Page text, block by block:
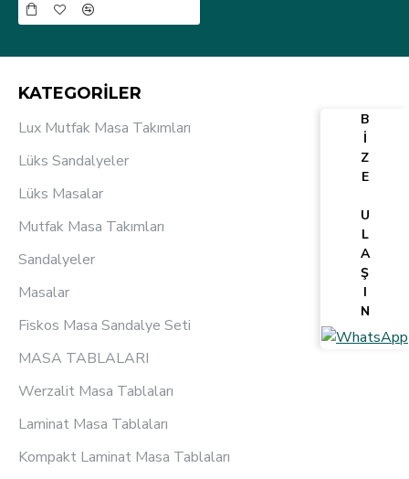
KATEGORİLER
Lux Mutfak Masa Takımları
Lüks Sandalyeler
Lüks Masalar
Mutfak Masa Takımları
Sandalyeler
Masalar
Fiskos Masa Sandalye Seti
MASA TABLALARI
Werzalit Masa Tablaları
Laminat Masa Tablaları
Kompakt Laminat Masa Tablaları
B
İ
Z
E
U
L
A
Ş
I
N